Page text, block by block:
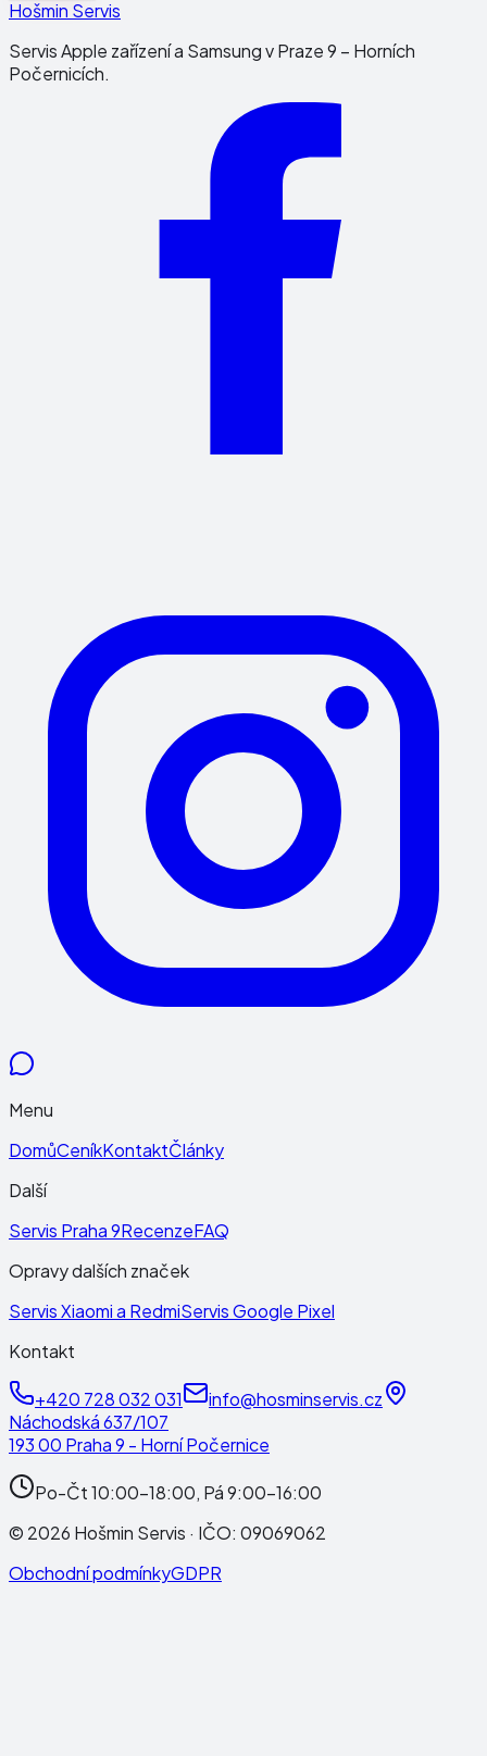
Hošmin Servis
Servis Apple zařízení a Samsung v Praze 9 – Horních
Počernicích.
Menu
DomůCeníkKontaktČlánky
Další
Servis Praha 9RecenzeFAQ
Opravy dalších značek
Servis Xiaomi a RedmiServis Google Pixel
Kontakt
+420 728 032 031
info@hosminservis.cz
Náchodská 637/107
193 00 Praha 9 - Horní Počernice
Po-Čt 10:00-18:00, Pá 9:00-16:00
© 2026 Hošmin Servis · IČO: 09069062
Obchodní podmínkyGDPR